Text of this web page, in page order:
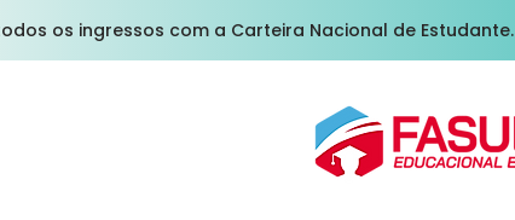
os ingressos com a Carteira Nacional de Estudante.